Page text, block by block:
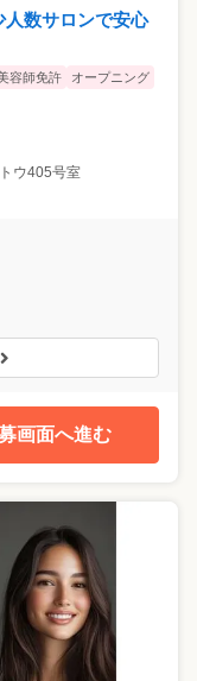
数サロンで安心
容師免許
オープニング
ウ405号室
画面へ進む